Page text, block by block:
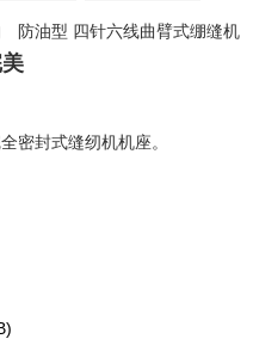
防油型 四针六线曲臂式绷缝机
密封式缝纫机机座。